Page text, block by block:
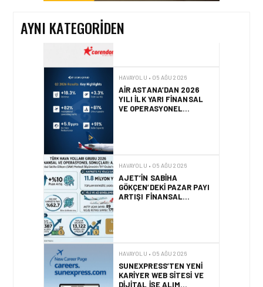
AYNI KATEGORIDEN
VE OPERASYONEL
SONUÇLARI!
ARTIŞI FINANSAL
SONUÇLARI NASIL
ETKILEDI?
DIJITAL İŞE ALIM
PLATFORMU!